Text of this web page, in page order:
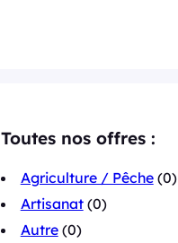
Toutes nos offres :
Agriculture / Pêche(0)
Artisanat(0)
Autre(0)